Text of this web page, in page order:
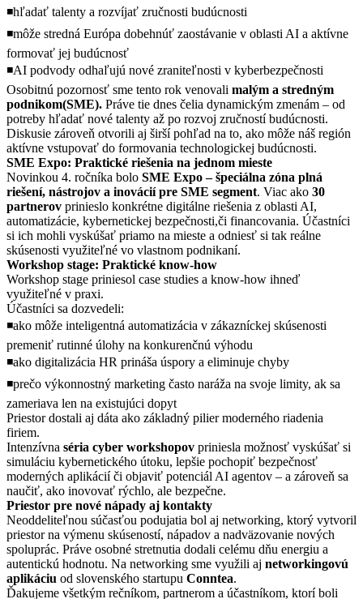
◾hľadať talenty a rozvíjať zručnosti budúcnosti
◾môže stredná Európa dobehnúť zaostávanie v oblasti AI a aktívne
formovať jej budúcnosť
◾AI podvody odhaľujú nové zraniteľnosti v kyberbezpečnosti
Osobitnú pozornosť sme tento rok venovali malým a stredným
podnikom(SME). Práve tie dnes čelia dynamickým zmenám – od
potreby hľadať nové talenty až po rozvoj zručností budúcnosti.
Diskusie zároveň otvorili aj širší pohľad na to, ako môže náš región
aktívne vstupovať do formovania technologickej budúcnosti.
SME Expo: Praktické riešenia na jednom mieste
Novinkou 4. ročníka bolo SME Expo – špeciálna zóna plná
riešení, nástrojov a inovácií pre SME segment. Viac ako 30
partnerov prinieslo konkrétne digitálne riešenia z oblasti AI,
automatizácie, kybernetickej bezpečnosti,či financovania. Účastníci
si ich mohli vyskúšať priamo na mieste a odniesť si tak reálne
skúsenosti využiteľné vo vlastnom podnikaní.
Workshop stage: Praktické know-how
Workshop stage priniesol case studies a know-how ihneď
využiteľné v praxi.
Účastníci sa dozvedeli:
◾ako môže inteligentná automatizácia v zákazníckej skúsenosti
premeniť rutinné úlohy na konkurenčnú výhodu
◾ako digitalizácia HR prináša úspory a eliminuje chyby
◾prečo výkonnostný marketing často naráža na svoje limity, ak sa
zameriava len na existujúci dopyt
Priestor dostali aj dáta ako základný pilier moderného riadenia
firiem.
Intenzívna séria cyber workshopov priniesla možnosť vyskúšať si
simuláciu kybernetického útoku, lepšie pochopiť bezpečnosť
moderných aplikácií či objaviť potenciál AI agentov – a zároveň sa
naučiť, ako inovovať rýchlo, ale bezpečne.
Priestor pre nové nápady aj kontakty
Neoddeliteľnou súčasťou podujatia bol aj networking, ktorý vytvoril
priestor na výmenu skúseností, nápadov a nadväzovanie nových
spoluprác. Práve osobné stretnutia dodali celému dňu energiu a
autentickú hodnotu. Na networking sme využili aj networkingovú
aplikáciu od slovenského startupu Conntea.
Ďakujeme všetkým rečníkom, partnerom a účastníkom, ktorí boli